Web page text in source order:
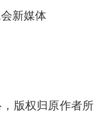
新媒体
版权归原作者所